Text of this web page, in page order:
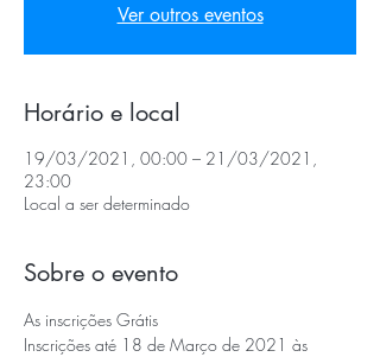
Ver outros eventos
Horário e local
19/03/2021, 00:00 – 21/03/2021,
23:00
Local a ser determinado
Sobre o evento
As inscrições Grátis
Inscrições até 18 de Março de 2021 às